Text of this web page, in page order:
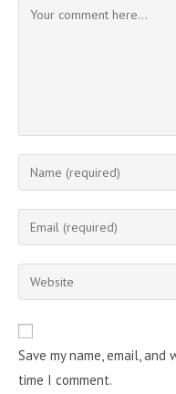
Comment
Enter
your
name
comment
Enter
your
email
address
Enter
your
URL
(optional)
Save my name, email,
time I comment.